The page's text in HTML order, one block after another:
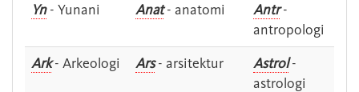
Yn- Yunani Anat- anatomi Antr-
antropologi
Ark- Arkeologi Ars- arsitektur Astrol-
astrologi